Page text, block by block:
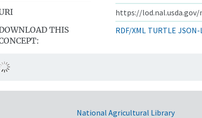
https://
THIS
RDF/XML TURTLE JSON-
National Agricultural Library